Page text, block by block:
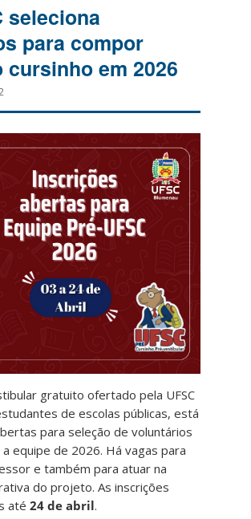
seleciona
para compor
cursinho em 2026
gratuito ofertado pela UFSC
de escolas públicas, está
para seleção de voluntários
equipe de 2026. Há vagas para
e também para atuar na
do projeto. As inscrições
até24 de abril.